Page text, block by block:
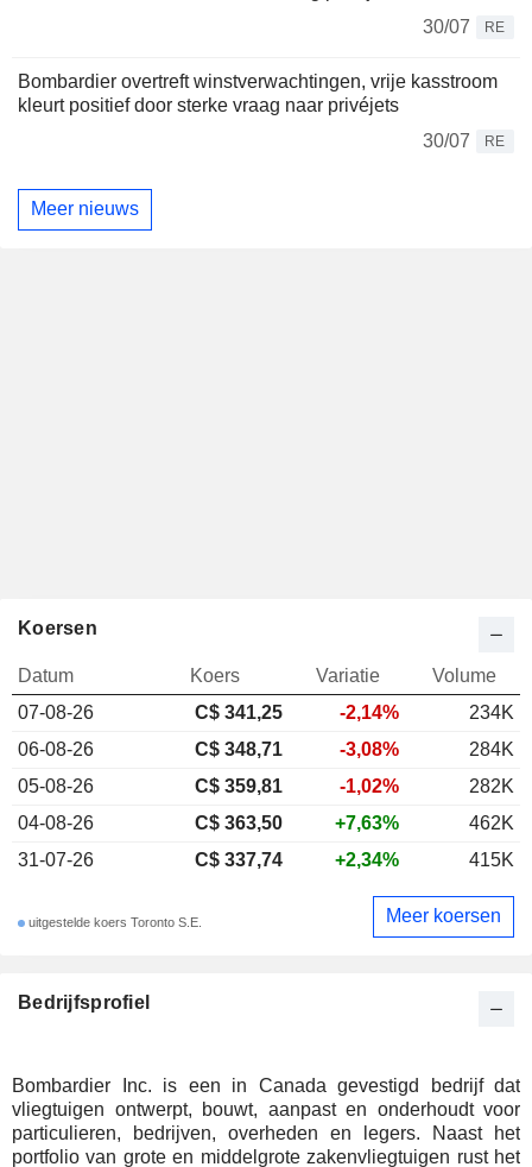
30/07
RE
Bombardier overtreft winstverwachtingen, vrije kasstroom
kleurt positief door sterke vraag naar privéjets
30/07
RE
Meer nieuws
Bedrijfsprofiel
Bombardier Inc. is een in Canada gevestigd bedrijf dat
vliegtuigen ontwerpt, bouwt, aanpast en onderhoudt voor
particulieren, bedrijven, overheden en legers. Naast het
portfolio van grote en middelgrote zakenvliegtuigen rust het
Koersen
Datum Koers Variatie
Volume
07-08-26
C$ 341,25 -2,14%
234K
06-08-26
C$ 348,71 -3,08%
284K
05-08-26
C$ 359,81 -1,02%
282K
04-08-26
C$ 363,50 +7,63%
462K
31-07-26
C$ 337,74 +2,34% 415K
uitgestelde koers Toronto S.E. Meer koersen